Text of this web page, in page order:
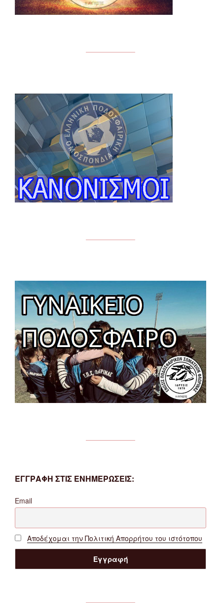
ΕΓΓΡΑΦΗ ΣΤΙΣ ΕΝΗΜΕΡΩΣΕΙΣ:
Email
Αποδέχομαι την Πολιτική Απορρήτου του ιστότοπου